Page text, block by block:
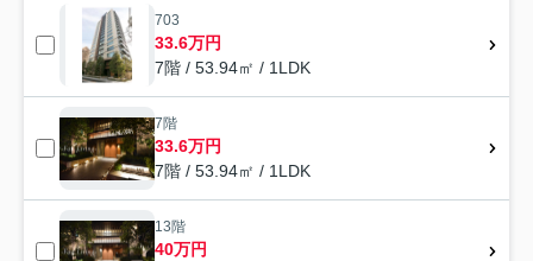
703
33.6万円
7階 / 53.94㎡ / 1LDK
7階
33.6万円
7階 / 53.94㎡ / 1LDK
13階
40万円